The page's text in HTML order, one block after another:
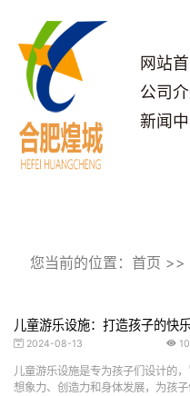
网站
公司
新闻
您当前的位置： 首页 >>
儿童游乐设施：打造孩子的快
2024-08-13
儿童游乐设施是专为孩子们设计的
想象力、创造力和身体发展，为孩